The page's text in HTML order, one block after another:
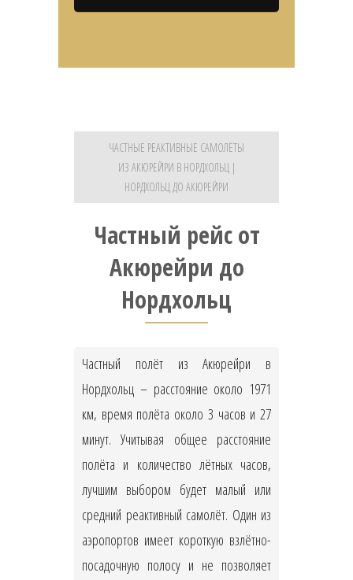
ЧАСТНЫЕ РЕАКТИВНЫЕ САМОЛЁТЫ
ИЗ АКЮРЕЙРИ В НОРДХОЛЬЦ |
НОРДХОЛЬЦ ДО АКЮРЕЙРИ
Частный рейс от
Акюрейри до
Нордхольц
Частный полёт из Акюрейри в
Нордхольц – расстояние около 1971
км, время полёта около 3 часов и 27
минут. Учитывая общее расстояние
полёта и количество лётных часов,
лучшим выбором будет малый или
средний реактивный самолёт. Один из
аэропортов имеет короткую взлётно-
посадочную полосу и не позволяет